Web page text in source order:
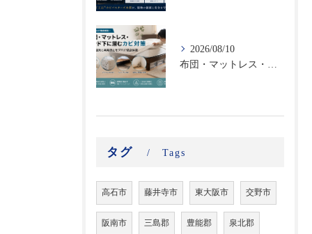
2026/08/10
タグ Tags
高石市 藤井寺市 東大阪市 交野市
阪南市 三島郡 豊能郡 泉北郡